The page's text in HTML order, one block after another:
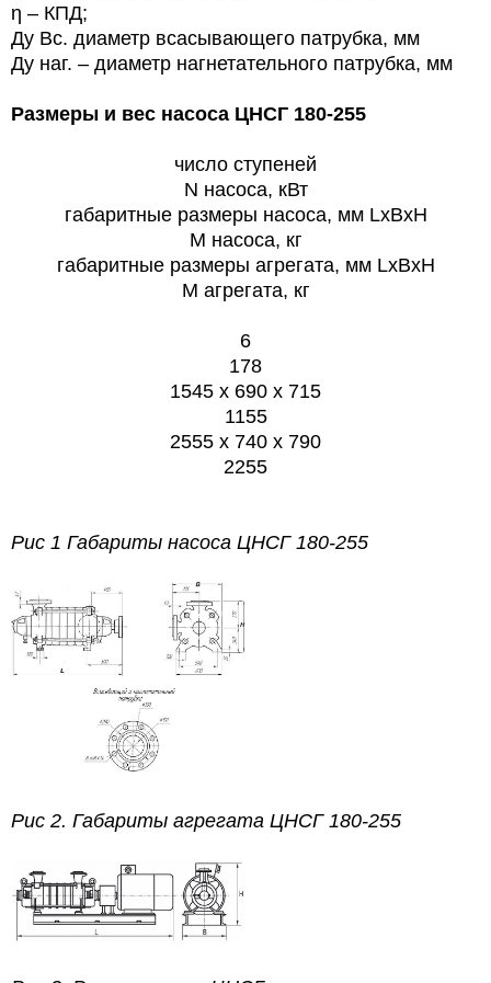
η – КПД;
Ду Вс. диаметр всасывающего патрубка, мм
Ду наг. – диаметр нагнетательного патрубка, мм
Размеры и вес насоса ЦНСГ 180-255
число ступеней
N насоса, кВт
габаритные размеры насоса, мм LxBxH
М насоса, кг
габаритные размеры агрегата, мм LxBxH
M агрегата, кг
6
178
1545 x 690 x 715
1155
2555 x 740 x 790
2255
Рис 1 Габариты насоса ЦНСГ 180-255
Рис 2. Габариты агрегата ЦНСГ 180-255